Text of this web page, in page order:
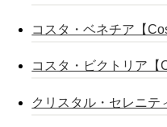
コスタ・ベネチア【
コスタ・ビクトリア【
クリスタル・セレニテ